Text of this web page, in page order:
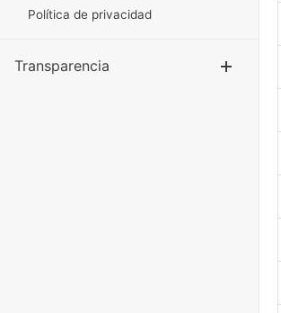
Política de privacidad
Transparencia